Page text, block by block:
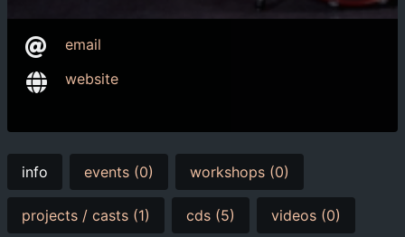
email
website
info events (0) workshops (0)
projects / casts (1) cds (5) videos (0)